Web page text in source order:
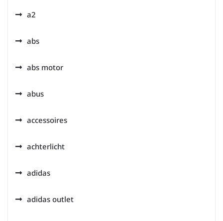
a2
abs
abs motor
abus
accessoires
achterlicht
adidas
adidas outlet